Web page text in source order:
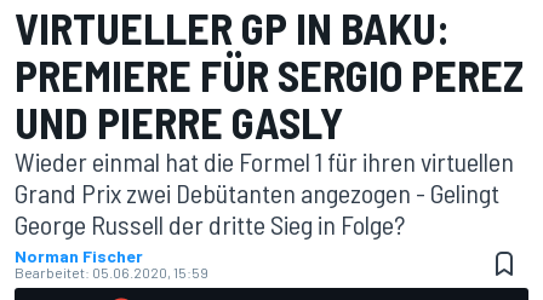
VIRTUELLER GP IN BAKU:
PREMIERE FÜR SERGIO PEREZ
UND PIERRE GASLY
Wieder einmal hat die Formel 1 für ihren virtuellen
Grand Prix zwei Debütanten angezogen - Gelingt
George Russell der dritte Sieg in Folge?
Norman Fischer
Bearbeitet: 05.06.2020, 15:59